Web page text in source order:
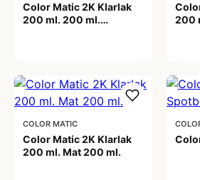
Color Matic 2K Klarlak
200 ml. 200 ml.
200
COLOR MATIC
Color Matic 2K Klarlak
200 ml. Mat 200 ml.